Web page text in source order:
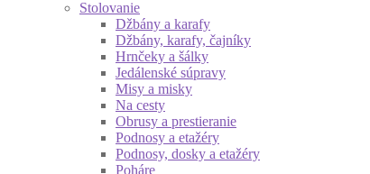
Stolovanie
Džbány a karafy
Džbány, karafy, čajníky
Hrnčeky a šálky
Jedálenské súpravy
Misy a misky
Na cesty
Obrusy a prestieranie
Podnosy a etažéry
Podnosy, dosky a etažéry
Poháre